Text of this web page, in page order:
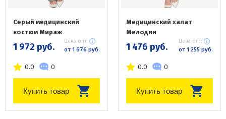
Серый медицинский
костюм Мираж
1 972 руб. Цена опт:
от 1 676 руб.
0.0 0
Купить товар
Медицинский халат
Мелодия
1 476 руб. Цена опт:
от 1 255 руб.
0.0 0
Купить товар